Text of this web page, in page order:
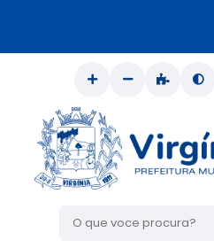
O que voce procura?